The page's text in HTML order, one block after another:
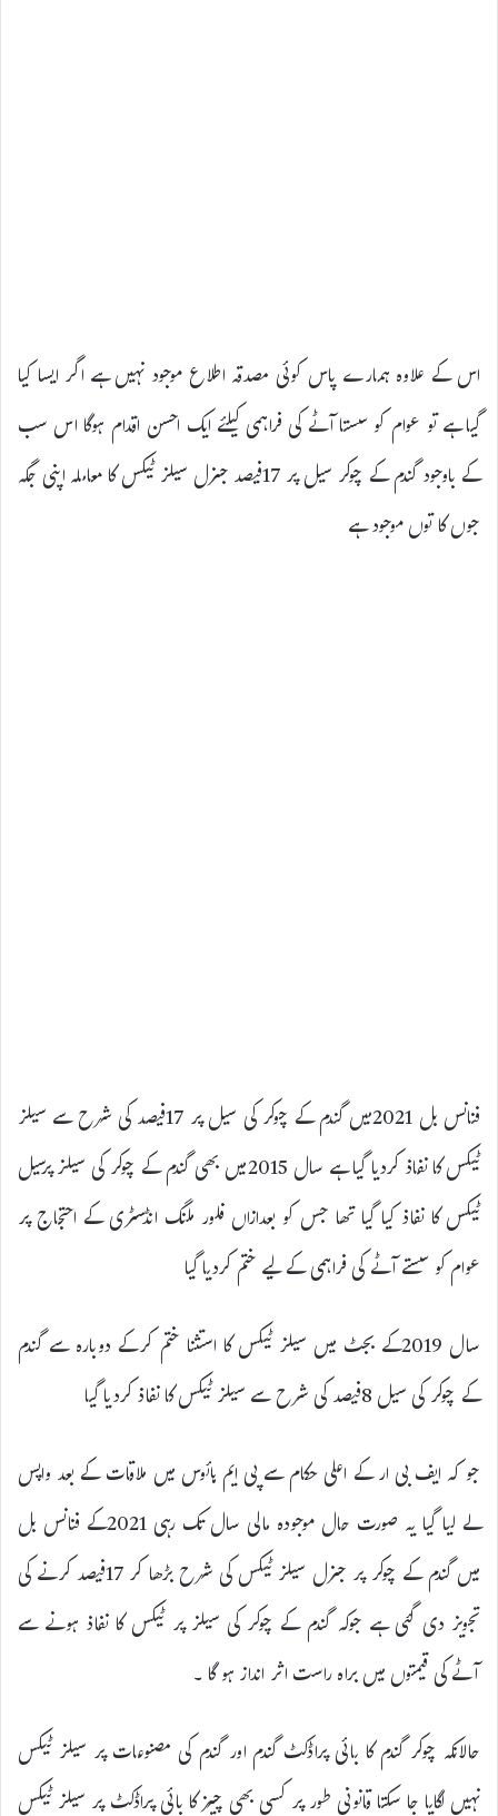
اس کے علاوہ ہمارے پاس کوئی مصدقہ اطلاع موجود نہیں ہے اگر ایسا کیا
گیا ہے تو عوام کو سستا آٹے کی فراہمی کیلئے ایک احسن اقدام ہوگا اس سب
کے باوجود گندم کے چوکر سیل پر 17فیصد جنرل سیلز ٹیکس کا معاملہ اپنی جگہ
جوں کا توں موجود ہے
فنانس بل 2021میں گندم کے چوکر کی سیل پر 17فیصد کی شرح سے سیلز
ٹیکس کا نفاذ کردیا گیا ہے سال 2015میں بھی گندم کے چوکر کی سیلز پرسیل
ٹیکس کا نفاذ کیا گیا تھا جس کو بعدازاں فلور ملنگ انڈسٹری کے احتجاج پر
عوام کو سستے آٹے کی فراہمی کے لیے ختم کردیا گیا
سال 2019کے بجٹ میں سیلز ٹیکس کا استثنا ختم کرکے دوبارہ سے گندم
کے چوکر کی سیل 8فیصد کی شرح سے سیلز ٹیکس کا نفاذ کردیا گیا
جو کہ ایف بی ار کے اعلی حکام سے پی ایم ہائوس میں ملاقات کے بعد واپس
لے لیا گیا یہ صورت حال موجودہ مالی سال تک رہی 2021کے فنانس بل
میں گندم کے چوکر پر جنرل سیلز ٹیکس کی شرح بڑھا کر 17فیصد کرنے کی
تجویز دی گئی ہے جوکہ گندم کے چوکر کی سیلز پر ٹیکس کا نفاذ ہونے سے
آٹے کی قیمتوں میں براہ راست اثر انداز ہو گا ۔
حالانکہ چوکر گندم کا بائی پراڈکٹ گندم اور گندم کی مصنوعات پر سیلز ٹیکس